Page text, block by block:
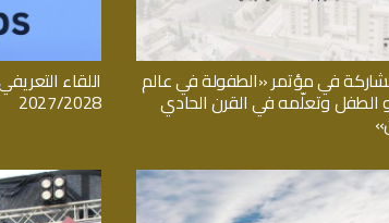
في مؤتمر «الطفولة في عالم
الطفل وتعلّمه في القرن الحادي 2027/2028